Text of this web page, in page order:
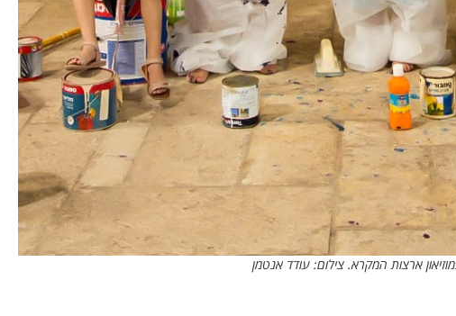
ארצות המקרא. צילום: עודד אנטמן